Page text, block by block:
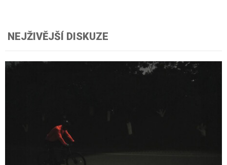
NEJŽIVĚJŠÍ DISKUZE